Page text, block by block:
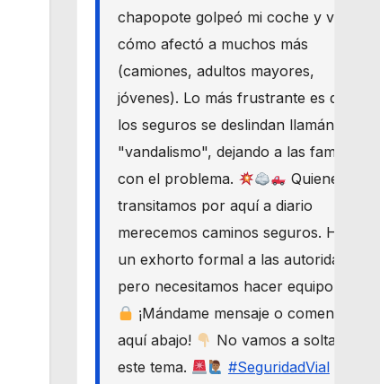
chapopote golpeó mi coche y vi
cómo afectó a muchos más
(camiones, adultos mayores,
jóvenes). Lo más frustrante es que
los seguros se deslindan llamándolo
"vandalismo", dejando a las familias
con el problema.
Quienes
transitamos por aquí a diario
merecemos caminos seguros. Haré
un exhorto formal a las autoridades,
pero necesitamos hacer equipo.
¡Mándame mensaje o comenta
aquí abajo!
No vamos a soltar
este tema.
#SeguridadVial